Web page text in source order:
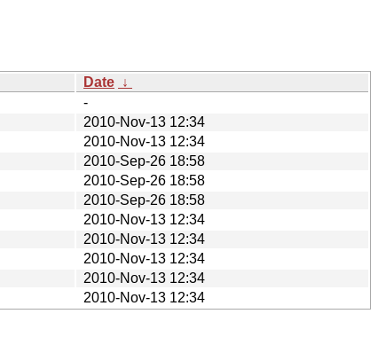
Date ↓
-
2010-Nov-13 12:34
2010-Nov-13 12:34
2010-Sep-26 18:58
2010-Sep-26 18:58
2010-Sep-26 18:58
2010-Nov-13 12:34
2010-Nov-13 12:34
2010-Nov-13 12:34
2010-Nov-13 12:34
2010-Nov-13 12:34